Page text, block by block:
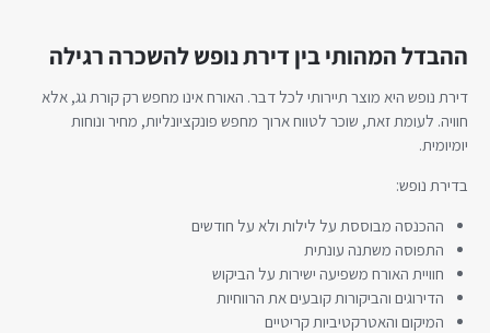
ההבדל המהותי בין דירת נופש להשכרה רגילה
דירת נופש היא מוצר תיירותי לכל דבר. האורח אינו מחפש רק קורת גג, אלא
חוויה. לעומת זאת, שוכר לטווח ארוך מחפש פונקציונליות, מחיר ונוחות
יומיומית.
בדירת נופש:
ההכנסה מבוססת על לילות ולא על חודשים
התפוסה משתנה עונתית
חוויית האורח משפיעה ישירות על הביקוש
הדירוגים והביקורות קובעים את הרווחיות
המיקום והאטרקטיביות קריטיים